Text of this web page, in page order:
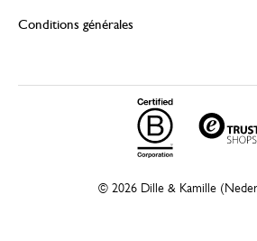
Conditions générales
© 2026 Dille & Kamille